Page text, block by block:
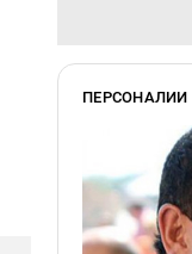
ПЕРСОНАЛИИ